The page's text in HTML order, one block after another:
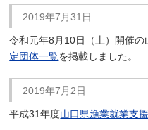
2019年7月31日
令和元年8月10日（土）開催
定団体一覧を掲載しました。
2019年7月2日
平成31年度山口県漁業就業支